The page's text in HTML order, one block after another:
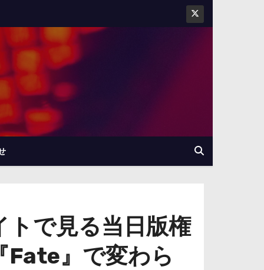
トで見る当日版権
Fate』で変わら